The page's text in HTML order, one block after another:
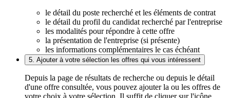
le détail du poste recherché et les éléments de contrat
le détail du profil du candidat recherché par l'entreprise
les modalités pour répondre à cette offre
la présentation de l'entreprise (si présente)
les informations complémentaires le cas échéant
5. Ajouter à votre sélection les offres qui vous intéressent
Depuis la page de résultats de recherche ou depuis le détail
d'une offre consultée, vous pouvez ajouter la ou les offres de
votre choix à votre sélection. Il suffit de cliquer sur l'icône